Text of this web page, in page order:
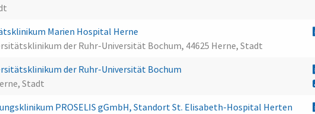
Marien Hospital Herne
der Ruhr-Universität Bochum, 44625 Herne, Stadt
der Ruhr-Universität Bochum
Stadt
PROSELIS gGmbH, Standort St. Elisabeth-Hospital Herten